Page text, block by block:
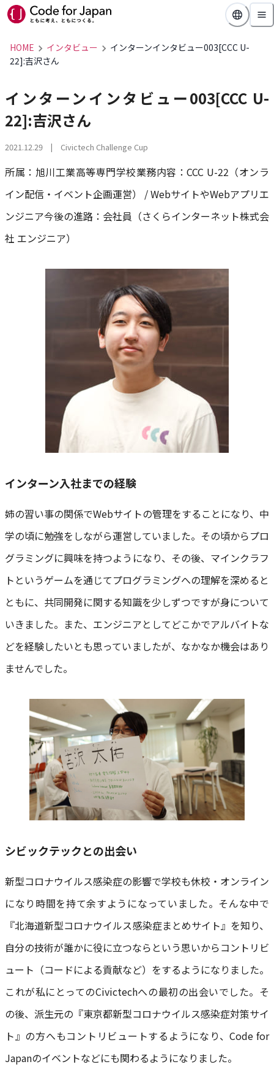
HOME インタビュー
インターンインタビュー003[CCC U-
22]:吉沢さん
インターンインタビュー003[CCC U-
22]:吉沢さん
2021.12.29 | Civictech Challenge Cup
所属：旭川工業高等専門学校業務内容：CCC U-22（オンラ
イン配信・イベント企画運営） / WebサイトやWebアプリエ
ンジニア今後の進路：会社員（さくらインターネット株式会
社 エンジニア）
インターン入社までの経験
姉の習い事の関係でWebサイトの管理をすることになり、中
学の頃に勉強をしながら運営していました。その頃からプロ
グラミングに興味を持つようになり、その後、マインクラフ
トというゲームを通じてプログラミングへの理解を深めると
ともに、共同開発に関する知識を少しずつですが身について
いきました。また、エンジニアとしてどこかでアルバイトな
どを経験したいとも思っていましたが、なかなか機会はあり
ませんでした。
シビックテックとの出会い
新型コロナウイルス感染症の影響で学校も休校・オンライン
になり時間を持て余すようになっていました。そんな中で
『北海道新型コロナウイルス感染症まとめサイト』を知り、
自分の技術が誰かに役に立つならという思いからコントリビ
ュート（コードによる貢献など）をするようになりました。
これが私にとってのCivictechへの最初の出会いでした。そ
の後、派生元の『東京都新型コロナウイルス感染症対策サイ
ト』の方へもコントリビュートするようになり、Code for
Japanのイベントなどにも関わるようになりました。